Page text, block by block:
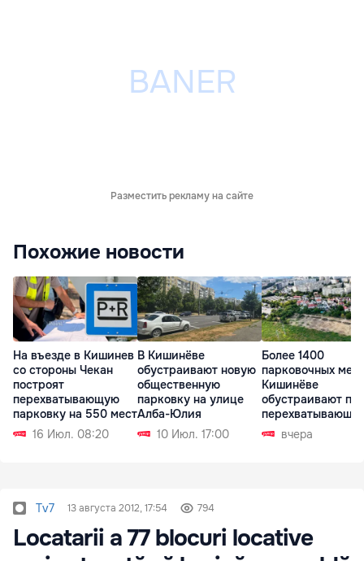
Разместить рекламу на сайте
Похожие новости
На въезде в Кишинев
со стороны Чекан
построят
перехватывающую
парковку на 550 мест
16 Июл. 08:20
В Кишинёве
обустраивают новую
общественную
парковку на улице
Алба-Юлия
10 Июл. 17:00
Более 1400
парковочных
Кишинёве
обустраивают
парковок
вчера
Tv7 13 августа 2012, 17:54 794
Locatarii a 77 blocuri locative